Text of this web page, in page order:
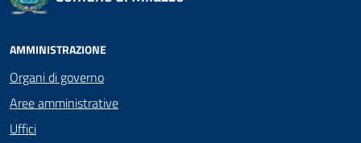
AMMINISTRAZIONE
Organi di governo
Aree amministrative
Uffici